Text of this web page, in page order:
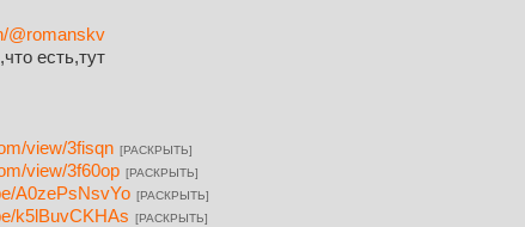
@romanskv
есть,тут
view/3fisqn [РАСКРЫТЬ]
view/3f60op [РАСКРЫТЬ]
A0zePsNsvYo [РАСКРЫТЬ]
k5lBuvCKHAs [РАСКРЫТЬ]